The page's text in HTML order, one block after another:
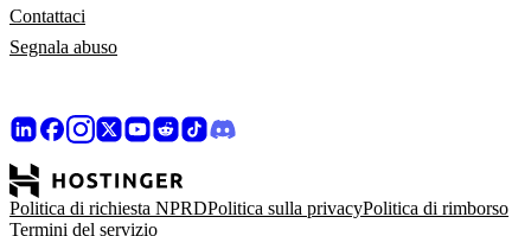
Contattaci
Segnala abuso
Politica di richiesta NPRDPolitica sulla privacyPolitica di rimborso
Termini del servizio